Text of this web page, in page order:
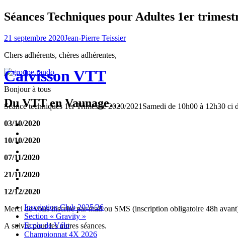
Calvisson VTT
Du VTT en Vaunage…
Inscription
2025/26
« Gravity »
Ecole
Vélo
4X
Randuro
Contacter
Les
tenues
Partenaires
Menu
Widgets
Recherche
Aller
contenu
Inscription Club 2025/26
Section « Gravity »
Ecole de Vélo
Championnat 4X 2026
Séances Techniques pour Adultes 1er
21 septembre 2020Jean-Pierre Teissier
Chers adhérents, chères adhérentes,
Bonjour à tous
Séance techniques 1er Trimestre 2020/2021Samedi de 10h00 à 12h30 ci
03/10/2020
10/10/2020
07/11/2020
21/11/2020
12/12/2020
Merci de vous inscrire par mail ou SMS (inscription obligatoire 48h
A suivre pour les autres séances.